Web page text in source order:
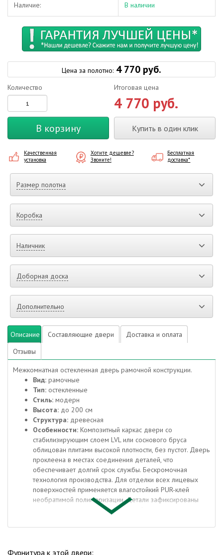
Наличие: В наличии
Цена за полотно: 4 770 руб.
Количество Итоговая цена
4 770 руб.
В корзину Купить в один клик
Качественная
установка
Хотите дешевле?
Звоните!
Бесплатная
доставка*
Размер полотна
Коробка
Наличник
Доборная доска
Дополнительно
Описание Составляющие двери
Доставка и оплата
Отзывы
Межкомнатная остекленная дверь рамочной конструкции.
Вид: рамочные
Тип: остекленные
Стиль: модерн
Высота: до 200 см
Структура: древесная
Особенности: Композитный каркас двери со
стабилизирующим слоем LVL или соснового бруса
облицован плитами высокой плотности, без пустот. Дверь
проклеена в местах соединения деталей, что
обеспечивает долгий срок службы. Бескромочная
технология производства. Для отделки всех лицевых
поверхностей применяется влагостойкий PUR-клей
необратимой полимеризации. Детали зафиксированы
при помощи крепежа из закаленной стали.
лаком, отличается повышенной стойкостью к
материалами). Репродукция натуральных материалов.
Фурнитура к этой двери: